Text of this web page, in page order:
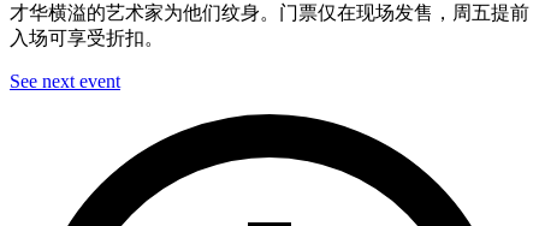
才华横溢的艺术家为他们纹身。门票仅在现场发售，周五提前
入场可享受折扣。
See next event